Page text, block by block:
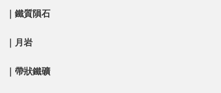
｜鐵質隕石
｜月岩
｜帶狀鐵礦